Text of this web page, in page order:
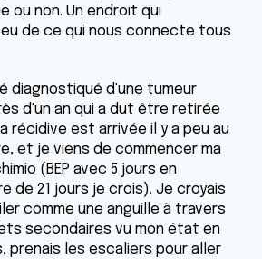
ou non. Un endroit qui
de ce qui nous connecte tous
diagnostiqué d'une tumeur
d'un an qui a dut être retirée
récidive est arrivée il y a peu au
et je viens de commencer ma
(BEP avec 5 jours en
de 21 jours je crois). Je croyais
comme une anguille à travers
secondaires vu mon état en
prenais les escaliers pour aller